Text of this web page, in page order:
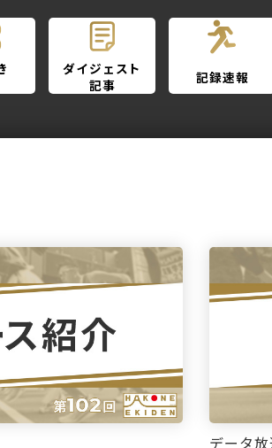
ダイジェスト
記事
記録速報
データ放